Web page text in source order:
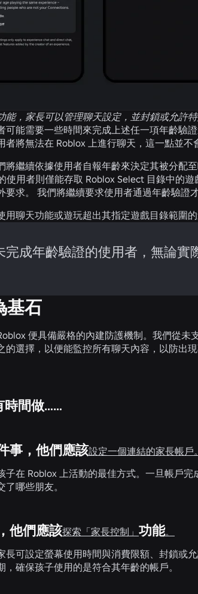
能，家長可以管理聊天設定，並封鎖或允許特
可能需要一些時間來完成上述任一項年齡驗
者將無法在 Roblox 上進行聊天，這一點並不
將繼續依據使用者自報年齡來決定其被分配
使用者則僅能存取 Roblox Select 目錄中的
要求。 我們將繼續要求使用者通過年齡驗證
用聊天功能或遊玩超出其指定遊戲目錄範圍
完成年齡驗證的使用者，無論實
基石
便具備嚴格的內建防護機制。我們從
的選擇，以便能監控所有聊天內容，以防出
時間做……
事，他們應該設定一個連結的家長帳戶。
子在 Roblox 上活動的最佳方式。一旦帳戶
了哪些朋友。
他們應該探索「家長控制」 功能。
長可設定螢幕使用時間與消費限額、封鎖或
，確保孩子使用的是符合其年齡的帳戶。